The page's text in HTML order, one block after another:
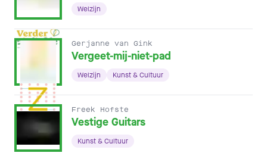
Welzijn
Gerjanne van Gink
Vergeet-mij-niet-pad
Welzijn Kunst & Cultuur
Freek Hofste
Vestige Guitars
Kunst & Cultuur